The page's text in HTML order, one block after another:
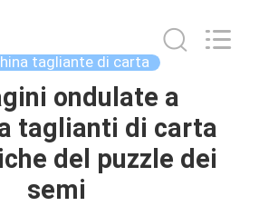
tagliante di carta
ondulate a
taglianti di carta
del puzzle dei
semi